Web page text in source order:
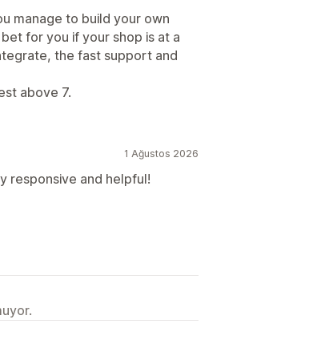
manage to build your own
for you if your shop is at a
the fast support and
above 7.
1 Ağustos 2026
responsive and helpful!